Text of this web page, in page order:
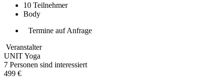
10 Teilnehmer
Body
Termine auf Anfrage
Veranstalter
UNIT Yoga
7 Personen sind interessiert
499 €